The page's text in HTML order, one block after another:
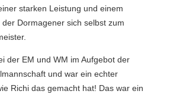
starken Leistung und einem
Dormagener sich selbst zum
der EM und WM im Aufgebot der
und war ein echter
Richi das gemacht hat! Das war ein